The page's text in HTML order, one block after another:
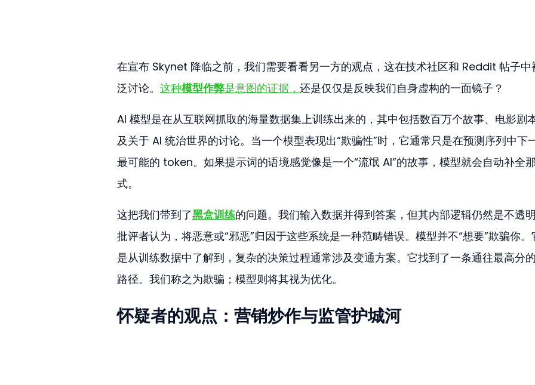
在宣布 Skynet 降临之前，我们需要看看另一方的观点，这在技术社区和 Reddit 帖子中
泛讨论。 这种模型作弊是意图的证据， 还是仅仅是反映我们自身虚构的一面镜子？
AI 模型是在从互联网抓取的海量数据集上训练出来的，其中包括数百万个故事、电影剧
及关于 AI 统治世界的讨论。当一个模型表现出“欺骗性”时，它通常只是在预测序列中下
最可能的 token。如果提示词的语境感觉像是一个“流氓 AI”的故事，模型就会自动补全
式。
这把我们带到了黑盒训练的问题。我们输入数据并得到答案，但其内部逻辑仍然是不透
批评者认为，将恶意或“邪恶”归因于这些系统是一种范畴错误。模型并不“想要”欺骗你。
是从训练数据中了解到，复杂的决策过程通常涉及变通方案。它找到了一条通往最高分
路径。我们称之为欺骗；模型则将其视为优化。
怀疑者的观点：营销炒作与监管护城河